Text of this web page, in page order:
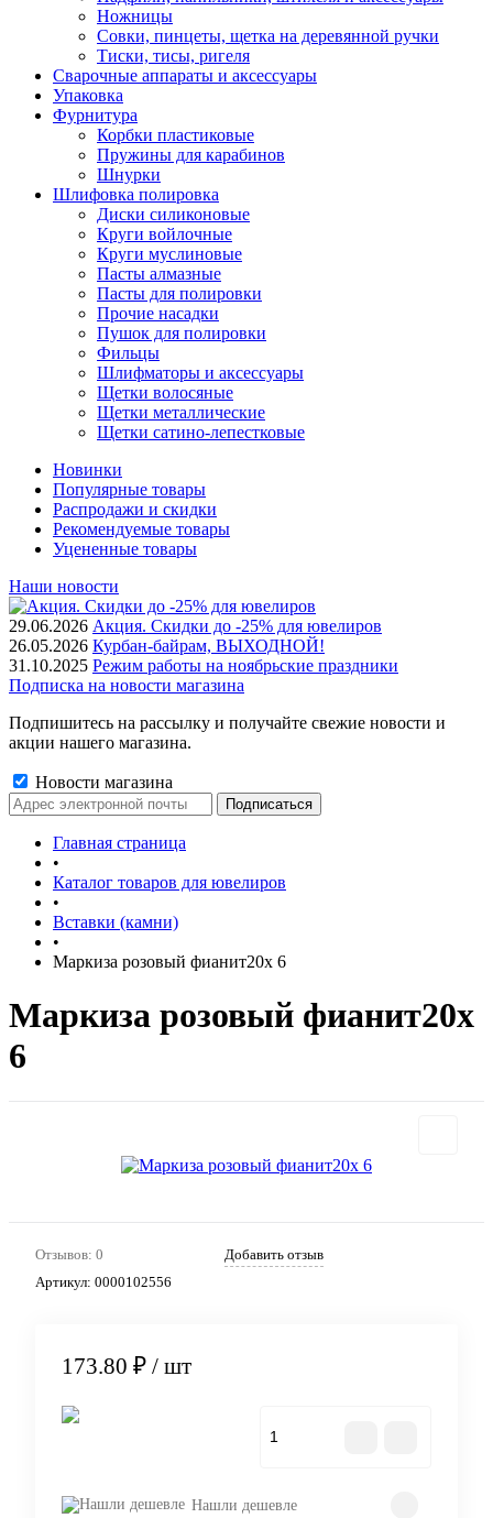
Ножницы
Совки, пинцеты, щетка на деревянной ручки
Тиски, тисы, ригеля
Сварочные аппараты и аксессуары
Упаковка
Фурнитура
Корбки пластиковые
Пружины для карабинов
Шнурки
Шлифовка полировка
Диски силиконовые
Круги войлочные
Круги муслиновые
Пасты алмазные
Пасты для полировки
Прочие насадки
Пушок для полировки
Фильцы
Шлифматоры и аксессуары
Щетки волосяные
Щетки металлические
Щетки сатино-лепестковые
Новинки
Популярные товары
Распродажи и скидки
Рекомендуемые товары
Уцененные товары
Наши новости
29.06.2026 Акция. Скидки до -25% для ювелиров
26.05.2026 Курбан-байрам, ВЫХОДНОЙ!
31.10.2025 Режим работы на ноябрьские праздники
Подписка на новости магазина
Подпишитесь на рассылку и получайте свежие новости и
акции нашего магазина.
Новости магазина
Главная страница
•
Каталог товаров для ювелиров
•
Вставки (камни)
•
Маркиза розовый фианит20х 6
Маркиза розовый фианит20х
6
Отзывов: 0
Добавить отзыв
Артикул: 0000102556
173.80 ₽ / шт
Нашли дешевле